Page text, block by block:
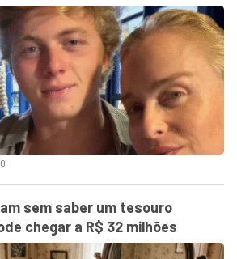
sem saber um tesouro
chegar a R$ 32 milhões